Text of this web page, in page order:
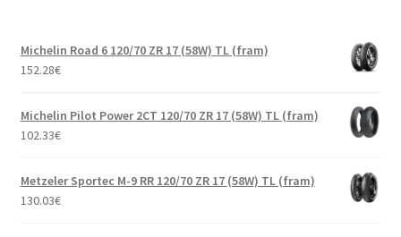
Michelin Road 6 120/70 ZR 17 (58W) TL (fram)
152.28€
Michelin Pilot Power 2CT 120/70 ZR 17 (58W) TL (fram)
102.33€
Metzeler Sportec M-9 RR 120/70 ZR 17 (58W) TL (fram)
130.03€